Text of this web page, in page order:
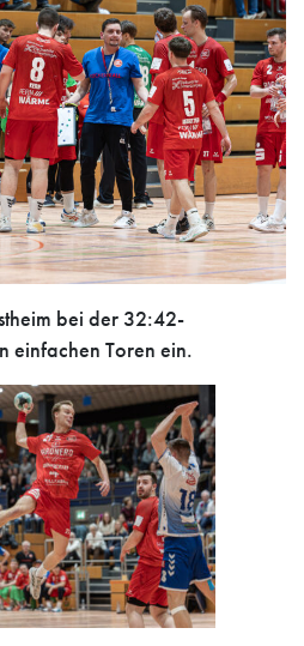
bei der 32:42-
einfachen Toren ein.